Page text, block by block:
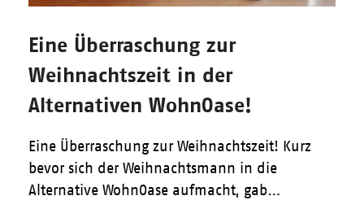
Eine Überraschung zur
Weihnachtszeit in der
Alternativen WohnOase!
Eine Überraschung zur Weihnachtszeit! Kurz
bevor sich der Weihnachtsmann in die
Alternative WohnOase aufmacht, gab…